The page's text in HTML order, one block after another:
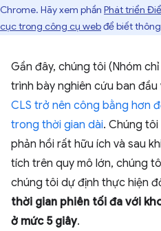
Chrome. Hãy xem phần Phát triển
cục trong công cụ webđể biết
Gần đây, chúng tôi (Nhóm
trình bày nghiên cứu ban đầu
CLS trở nên công bằng hơn
trong thời gian dài. Chúng
phản hồi rất hữu ích và sau
tích trên quy mô lớn, chúng
chúng tôi dự định thực hiện
thời gian phiên tối đa với
ở mức 5 giây.